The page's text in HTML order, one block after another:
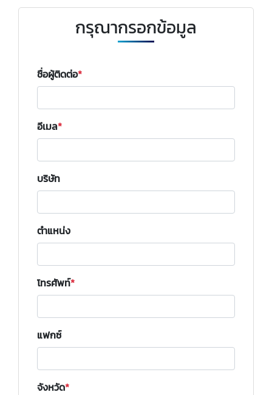
กรุณากรอกข้อมูล
ชื่อผู้ติดต่อ
อีเมล
บริษัท
ตำแหน่ง
โทรศัพท์
แฟกซ์
จังหวัด